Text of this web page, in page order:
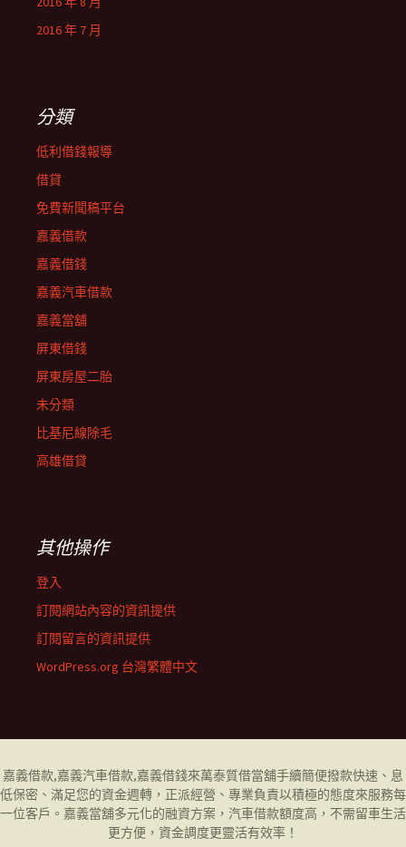
2016 年 7 月
分類
低利借錢報導
借貸
免費新聞稿平台
嘉義借款
嘉義借錢
嘉義汽車借款
嘉義當舖
屏東借錢
屏東房屋二胎
未分類
比基尼線除毛
高雄借貸
其他操作
登入
訂閱網站內容的資訊提供
訂閱留言的資訊提供
WordPress.org 台灣繁體中文
嘉義借款,嘉義汽車借款,嘉義借錢來萬泰質借當舖手續簡便撥款快速、息
低保密、滿足您的資金週轉，正派經營、專業負責以積極的態度來服務每
一位客戶。 嘉義當舖多元化的融資方案，汽車借款額度高，不需留車生活
更方便，資金調度更靈活有效率！